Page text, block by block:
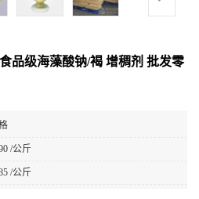
品级海藻酸钠/褐 增稠剂 批发零
/公斤
/公斤